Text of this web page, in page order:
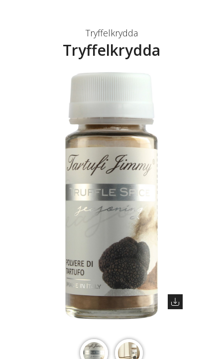
Tryffelkrydda
Tryffelkrydda